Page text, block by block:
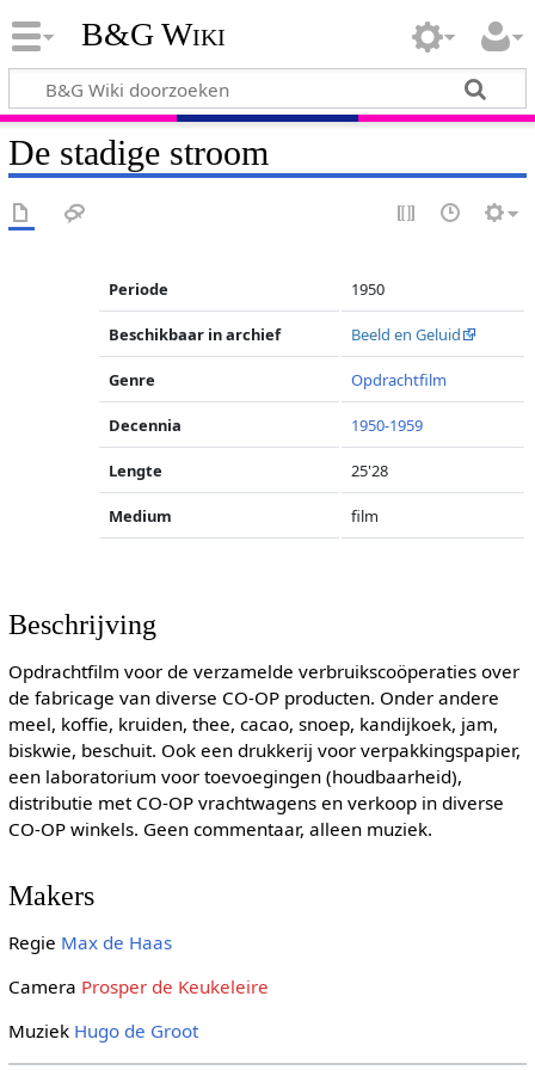
B&G Wiki
De stadige stroom
Periode 1950
Beschikbaar in archief Beeld en Geluid
Genre Opdrachtfilm
Decennia 1950-1959
Lengte 25'28
Medium film
Beschrijving
Opdrachtfilm voor de verzamelde verbruikscoöperaties over
de fabricage van diverse CO-OP producten. Onder andere
meel, koffie, kruiden, thee, cacao, snoep, kandijkoek, jam,
biskwie, beschuit. Ook een drukkerij voor verpakkingspapier,
een laboratorium voor toevoegingen (houdbaarheid),
distributie met CO-OP vrachtwagens en verkoop in diverse
CO-OP winkels. Geen commentaar, alleen muziek.
Makers
Regie Max de Haas
Camera Prosper de Keukeleire
Muziek Hugo de Groot